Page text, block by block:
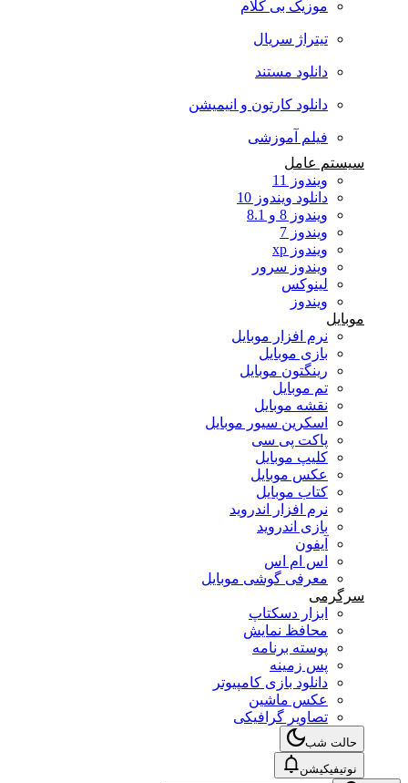
موزیک بی کلام
تیتراژ سریال
دانلود مستند
دانلود کارتون و انیمیشن
فیلم آموزشی
سیستم عامل
ویندوز 11
دانلود ویندوز 10
ویندوز 8 و 8.1
ویندوز 7
ویندوز xp
ویندوز سرور
لینوکس
ویندوز
موبایل
نرم افزار موبایل
بازی موبایل
رینگتون موبایل
تم موبایل
نقشه موبایل
اسکرین سیور موبایل
پاکت پی سی
کلیپ موبایل
عکس موبایل
کتاب موبایل
نرم افزار اندروید
بازی اندروید
آیفون
اس ام اس
معرفی گوشی موبایل
سرگرمی
ابزار دسکتاپ
محافظ نمایش
پوسته برنامه
پس زمینه
دانلود بازی کامپیوتر
عکس ماشین
تصاویر گرافیکی
حالت شب
نوتیفیکیشن